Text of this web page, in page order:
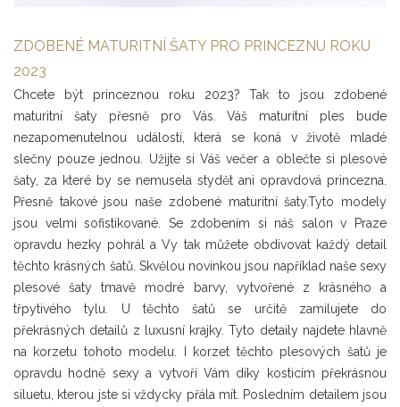
ZDOBENÉ MATURITNÍ ŠATY PRO PRINCEZNU ROKU
2023
Chcete být princeznou roku 2023? Tak to jsou zdobené
maturitní šaty přesně pro Vás. Váš maturitní ples bude
nezapomenutelnou událostí, která se koná v životě mladé
slečny pouze jednou. Užijte si Váš večer a oblečte si plesové
šaty, za které by se nemusela stydět ani opravdová princezna.
Přesně takové jsou naše zdobené maturitní šaty.Tyto modely
jsou velmi sofistikované. Se zdobením si náš salon v Praze
opravdu hezky pohrál a Vy tak můžete obdivovat každý detail
těchto krásných šatů. Skvělou novinkou jsou například naše sexy
plesové šaty tmavě modré barvy, vytvořené z krásného a
třpytivého tylu. U těchto šatů se určitě zamilujete do
překrásných detailů z luxusní krajky. Tyto detaily najdete hlavně
na korzetu tohoto modelu. I korzet těchto plesových šatů je
opravdu hodně sexy a vytvoří Vám díky kosticím překrásnou
siluetu, kterou jste si vždycky přála mít. Posledním detailem jsou